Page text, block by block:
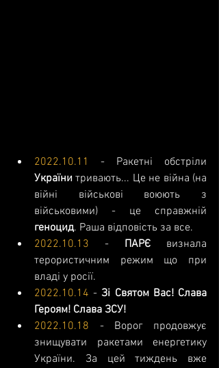
2022.10.11
України тривають... Це не війна (на
війні військові воюють з
геноцид. Раша відповість за все.
2022.10.13 - ПАРЄ визнала
терористичним режим що при
владі у росії.
2022.10.14 - Зі Святом Вас! Слава
Героям! Слава ЗСУ!
2022.10.18 - Ворог продовжує
знищувати ракетами енергетику
України. За цей тиждень вже